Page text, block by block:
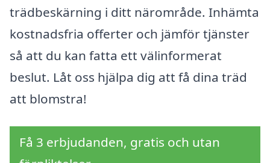
trädbeskärning i ditt närområde. Inhämta
kostnadsfria offerter och jämför tjänster
så att du kan fatta ett välinformerat
beslut. Låt oss hjälpa dig att få dina träd
att blomstra!
Få 3 erbjudanden, gratis och utan